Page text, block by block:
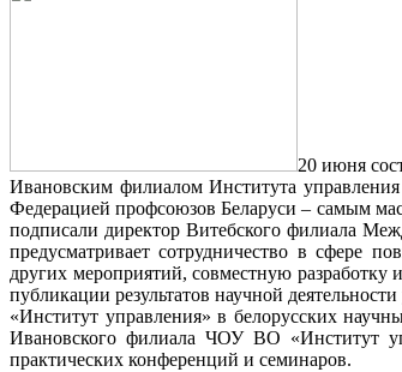
20 июня
Ивановским филиалом Института
Федерацией профсоюзов Беларуси – самым
подписали директор Витебского филиала
предусматривает сотрудничество в сфере
других мероприятий, совместную
публикации результатов научной
«Институт управления» в белорусских
Ивановского филиала ЧОУ ВО «Институт
практических конференций и семинаров.